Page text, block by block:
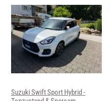
Suzuki Swift Sport Hybrid -